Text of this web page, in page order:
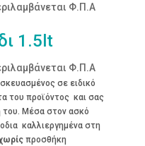
Φ.Π.Α
1.5lt
Φ.Π.Α
σε ειδικό
του προϊόντος και σας
του. Μέσα στον ασκό
καλλιεργημένα στη
προσθήκη